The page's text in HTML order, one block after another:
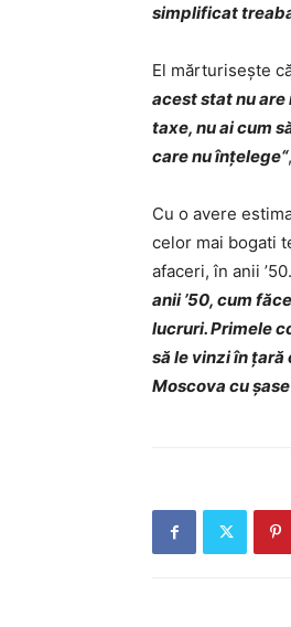
simplificat
El mărturisește
acest stat nu are
taxe, nu ai cum
care nu înțelege“
Cu o avere
celor mai bogati
afaceri, în anii ’50.
anii ’50, cum
lucruri. Primele
să le vinzi în ţară
Moscova cu